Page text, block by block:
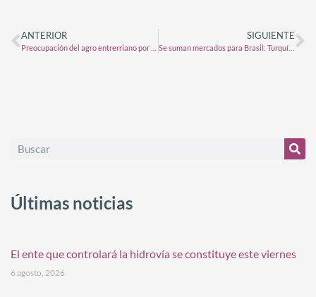
ANTERIOR SIGUIENTE
Se suman mercados para Brasil: Turquía y Perú
Últimas noticias
El ente que controlará la hidrovía se constituye este viernes
6 agosto, 2026